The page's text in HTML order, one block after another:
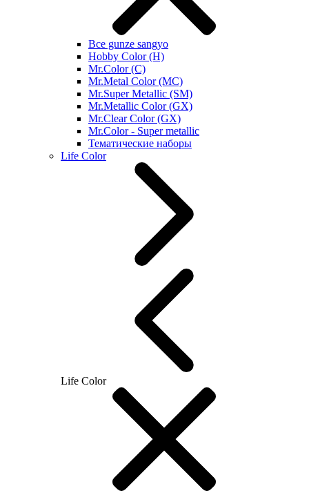
Все gunze sangyo
Hobby Color (H)
Mr.Color (C)
Mr.Metal Color (MC)
Mr.Super Metallic (SM)
Mr.Metallic Color (GX)
Mr.Clear Color (GX)
Mr.Color - Super metallic
Тематические наборы
Life Color
Life Color